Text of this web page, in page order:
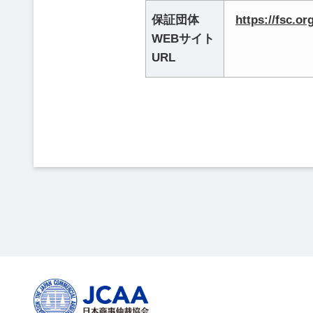
保証団体
WEBサイト
URL
https://